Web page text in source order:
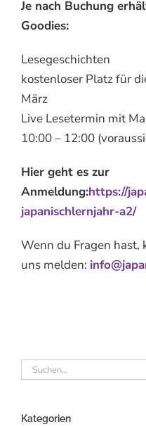
Je nach Buchung
Goodies:
Lesegeschichten
kostenloser Platz für
März
Live Lesetermin mit
10:00 – 12:00
Hier geht es zur
Anmeldung:https://
japanischlernjahr-a2/
Wenn du Fragen hast,
uns melden:
Suche
Kategorien